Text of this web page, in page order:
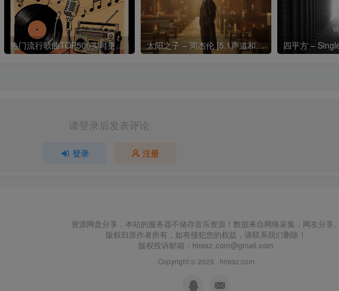
热门流行歌曲TOP500实时更新192khz/24bit【母带音质】 太阳之子 – 周杰伦 [5.1声道和192k母带] 四平方 –
请登录后发表评论
登录 注册
资源网盘分享，本站的服务器不储存音乐资源！数据来自网络采集，网友分享
版权归原作者所有，如有侵犯您的权益，请联系我们删除！
版权投诉邮箱： hiresz.com@gmail.com
Copyright © 2025 · hiresz.com